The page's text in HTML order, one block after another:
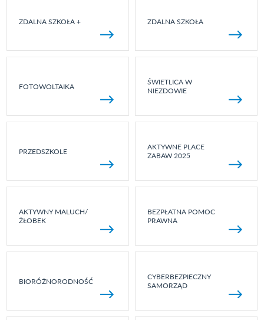
ZDALNA SZKOŁA + ZDALNA SZKOŁA
FOTOWOLTAIKA
ŚWIETLICA W
NIEZDOWIE
PRZEDSZKOLE
AKTYWNE PLACE
ZABAW 2025
AKTYWNY MALUCH/
ŻŁOBEK
BEZPŁATNA POMOC
PRAWNA
BIORÓŻNORODNOŚĆ
CYBERBEZPIECZNY
SAMORZĄD